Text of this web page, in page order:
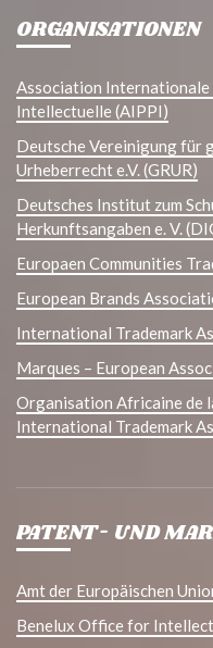
ORGANISATIONEN
Association
Intellectuelle (AIPPI)
Deutsche Vereinigung für
Urheberrecht e.V. (GRUR)
Deutsches Institut zum
Herkunftsangaben e. V.
Europaen Communities
European Brands
International Trademark
Marques – European
Organisation Africaine de
International Trademark
PATENT- UND
Amt der Europäischen
Benelux Office for